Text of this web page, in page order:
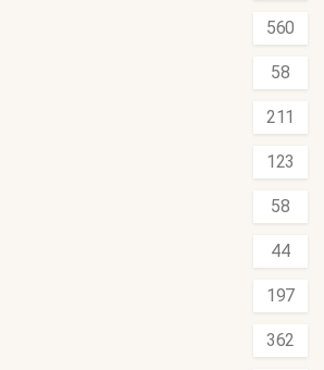
560
58
211
123
58
44
197
362